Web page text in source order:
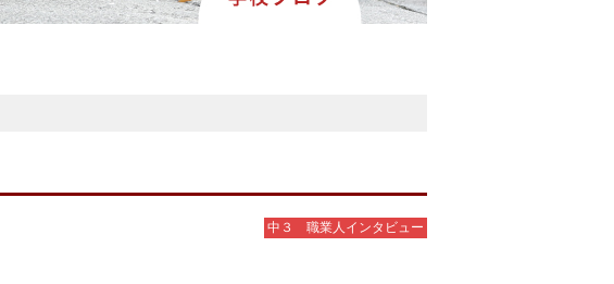
中３ 職業人インタビュー